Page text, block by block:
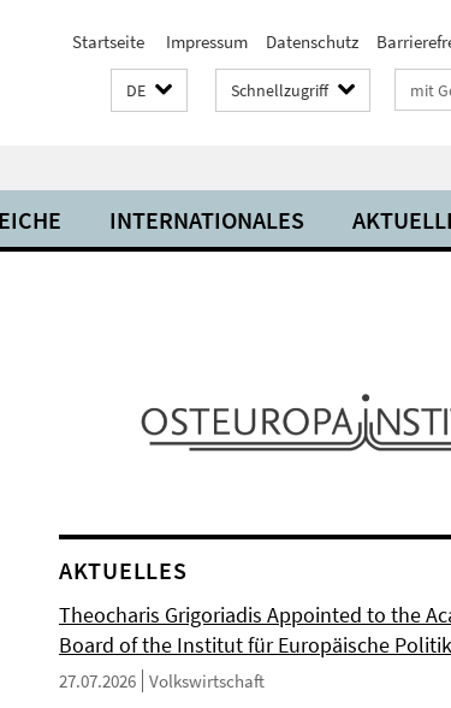
Startseite Impressum Datenschutz
DE Schnellzugriff
INTERNATIONALES
AKTUELLES
Theocharis Grigoriadis Appointed to the
Board of the Institut für Europäische Politik
27.07.2026 Volkswirtschaft